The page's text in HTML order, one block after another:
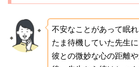
不安なことがあって眠
たま待機していた先生に
彼との微妙な心の距離